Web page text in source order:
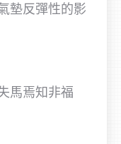
墊反彈性的影
馬焉知非福